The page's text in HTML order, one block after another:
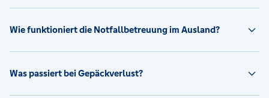
Wie funktioniert die Notfallbetreuung im Ausland?
Was passiert bei Gepäckverlust?